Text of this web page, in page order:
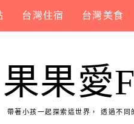
台灣住宿 台灣美食
果果愛
帶著小孩一起探索這世界， 透過不